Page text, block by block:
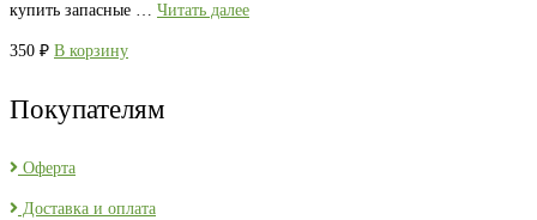
купить запасные … Читать далее
350 ₽ В корзину
Покупателям
Оферта
Доставка и оплата